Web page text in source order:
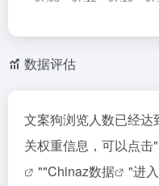
数据评估
文案狗浏览人数已经
关权重信息，可以点击"
""Chinaz数据
"进